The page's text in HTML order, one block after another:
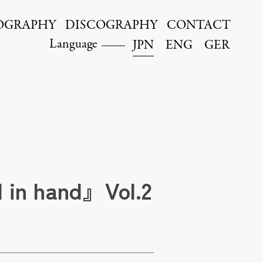
Language JPN ENG GER
DISCOGRAPHY CONTACT
hand』Vol.2